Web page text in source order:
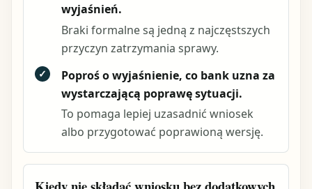
wyjaśnień.
Braki formalne są jedną z najczęstszych
przyczyn zatrzymania sprawy.
✓
Poproś o wyjaśnienie, co bank uzna za
wystarczającą poprawę sytuacji.
To pomaga lepiej uzasadnić wniosek
albo przygotować poprawioną wersję.